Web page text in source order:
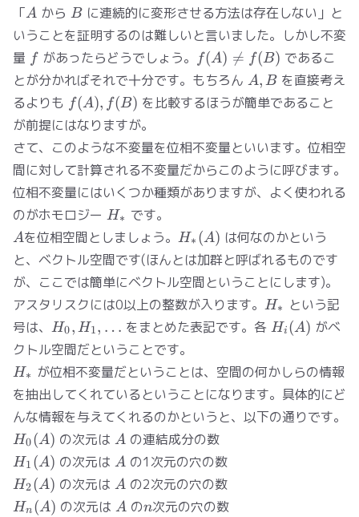
「 A
A から B
Bに連続的に変形させる方法は存在しない」と
いうことを証明するのは難しいと言いました。しかし不変
量 ff があったらどうでしょう。 f(A)
\neq
f(B)
f(A) 
= f( B) であるこ
とが分かればそれで十分です。もちろん A,
B
A, B を直接考え
るよりも f(A),
f(B)
f(A), f(B) を比較するほうが簡単であること
が前提にはなりますが。
さて、このような不変量を位相不変量といいます。位相空
間に対して計算される不変量だからこのように呼びます。
位相不変量にはいくつか種類がありますが、よく使われる
のがホモロジー H_*
H∗ です。
A
Aを位相空間としましょう。 H_*
(A)
H∗ (A) は何なのかという
と、ベクトル空間です(ほんとは加群と呼ばれるものです
が、ここでは簡単にベクトル空間ということにします)。
アスタリスクには0以上の整数が入ります。 H_*
H∗
という記
号は、
H_0,
H_1,
\ldots
H0, H1, … をまとめた表記です。各 H_i(A)
Hi (A) がベ
クトル空間だということです。
H_*
H∗
が位相不変量だということは、空間の何かしらの情報
を抽出してくれているということになります。具体的にど
んな情報を与えてくれるのかというと、以下の通りです。
H_0(A)
H0(A) の次元は A
Aの連結成分の数
H_1(A)
H1 (A) の次元は A
Aの1次元の穴の数
H_2(A)
H2(A) の次元は A
Aの2次元の穴の数
H_n(A)
Hn (A) の次元は A
Aのn
n次元の穴の数